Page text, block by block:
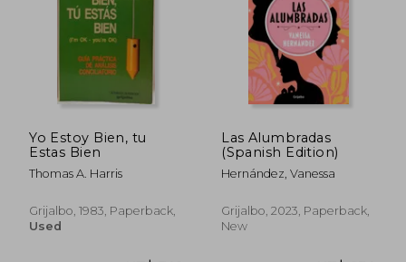
NT$ 996
Yo Estoy Bien, tu
Estas Bien
Thomas A. Harris
Grijalbo, 1983, Paperback,
Used
Las Alumbradas
(Spanish Edition)
Hernández, Vanessa
Grijalbo, 2023, Paperback,
New